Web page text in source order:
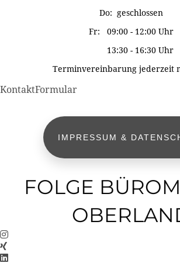
Do: geschlossen
Fr: 09:00 - 12:00 Uhr
13:30 - 16:30 Uhr
Terminvereinbarung jederzeit
KontaktFormular
IMPRESSUM &
FOLGE